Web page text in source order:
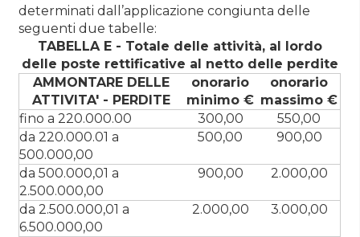
determinati dall’applicazione congiunta delle
seguenti due tabelle:
TABELLA E - Totale delle attività, al lordo
delle poste rettificative al netto delle perdite
AMMONTARE DELLE
ATTIVITA' - PERDITE
onorario
minimo €
onorario
massimo €
fino a 220.000.00
300,00
550,00
da 220.000.01 a
500.000,00
500,00 900,00
da 500.000,01 a
2.500.000,00
900,00 2.000,00
da 2.500.000,01 a
6.500.000,00
2.000,00 3.000,00